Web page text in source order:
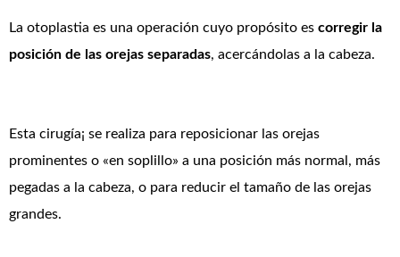
La otoplastia es una operación cuyo propósito es corregir la
posición de las orejas separadas, acercándolas a la cabeza.
Esta cirugía¡ se realiza para reposicionar las orejas
prominentes o «en soplillo» a una posición más normal, más
pegadas a la cabeza, o para reducir el tamaño de las orejas
grandes.